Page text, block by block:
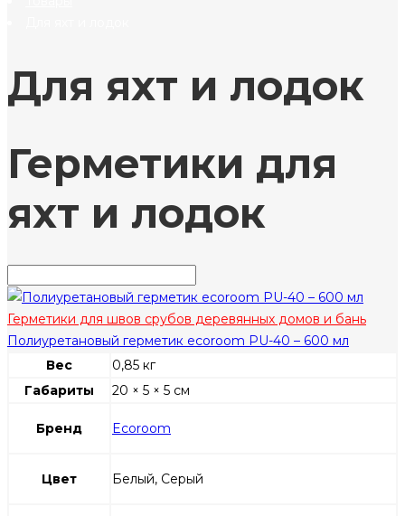
Для яхт и лодок
Герметики для
яхт и лодок
Герметики для швов срубов деревянных домов и бань
Полиуретановый герметик ecoroom PU-40 – 600 мл
Вес
0,85 кг
Габариты
20 × 5 × 5 см
Бренд Ecoroom
Цвет Белый, Серый